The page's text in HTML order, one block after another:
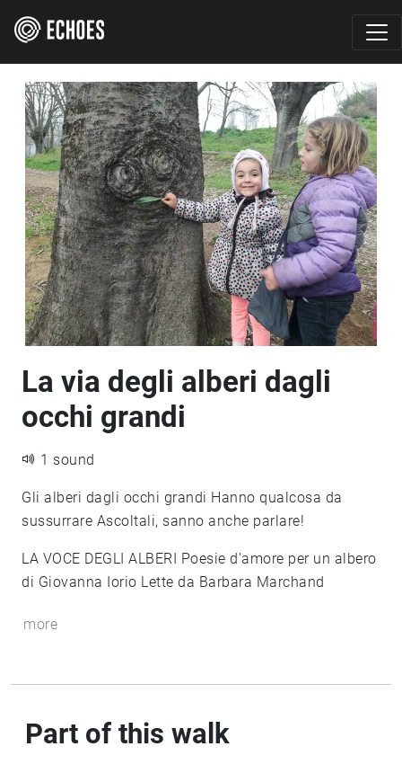
La via degli alberi dagli
occhi grandi
1 sound
Gli alberi dagli occhi grandi Hanno qualcosa da
sussurrare Ascoltali, sanno anche parlare!
LA VOCE DEGLI ALBERI Poesie d'amore per un albero
di Giovanna Iorio Lette da Barbara Marchand
more
Part of this walk